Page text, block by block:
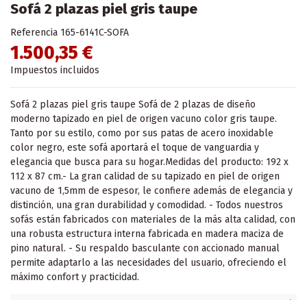
Sofá 2 plazas piel gris taupe
Referencia 165-6141C-SOFA
1.500,35 €
Impuestos incluidos
Sofá 2 plazas piel gris taupe Sofá de 2 plazas de diseño
moderno tapizado en piel de origen vacuno color gris taupe.
Tanto por su estilo, como por sus patas de acero inoxidable
color negro, este sofá aportará el toque de vanguardia y
elegancia que busca para su hogar.Medidas del producto: 192 x
112 x 87 cm.- La gran calidad de su tapizado en piel de origen
vacuno de 1,5mm de espesor, le confiere además de elegancia y
distinción, una gran durabilidad y comodidad. - Todos nuestros
sofás están fabricados con materiales de la más alta calidad, con
una robusta estructura interna fabricada en madera maciza de
pino natural. - Su respaldo basculante con accionado manual
permite adaptarlo a las necesidades del usuario, ofreciendo el
máximo confort y practicidad.